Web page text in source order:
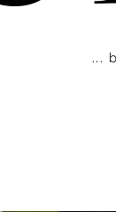
...